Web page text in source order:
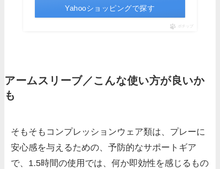
Yahooショッピングで探す
ポチップ
アームスリーブ／こんな使い方が良いか
も
そもそもコンプレッションウェア類は、プレーに
安心感を与えるための、予防的なサポートギア
で、1.5時間の使用では、何か即効性を感じるもの